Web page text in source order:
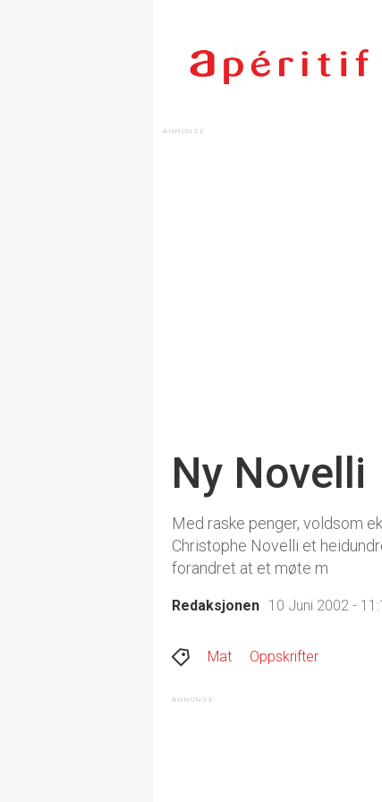
Ny Novelli
Med raske penger, voldsom
Christophe Novelli et
forandret at et møte m
Redaksjonen 10 Juni 2002 -
Mat Oppskrifter